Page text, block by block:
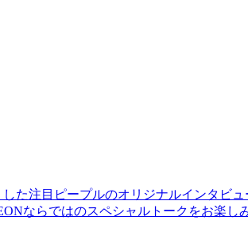
た注目ピープルのオリジナルインタビ
ならではのスペシャルトークをお楽し